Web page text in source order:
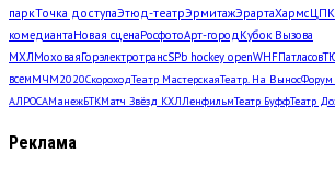
паркТочка доступаЭтюд-театрЭрмитажЭрартаХармс
комедиантаНовая сценаРосфотоАрт-город Кубок Вызова
МХЛМоховаяГорэлектротрансSPb hockey openWHFПатласов
всемМЧМ2020СкороходТеатр МастерскаяТеатр. На Вынос
АЛРОСАМанежБТКМатч Звёзд КХЛЛенфильмТеатр БуффТеатр
Реклама